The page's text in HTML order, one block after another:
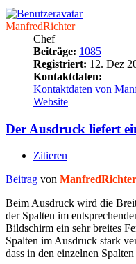
ManfredRichter
Chef
Beiträge: 1085
Registriert: 12. Dez
Kontaktdaten:
Kontaktdaten von
Website
Der Ausdruck liefert
Zitieren
Beitrag von ManfredRichter
Beim Ausdruck wird die
der Spalten im
Bildschirm ein sehr breites
Spalten im Ausdruck stark
dass in den einzelnen